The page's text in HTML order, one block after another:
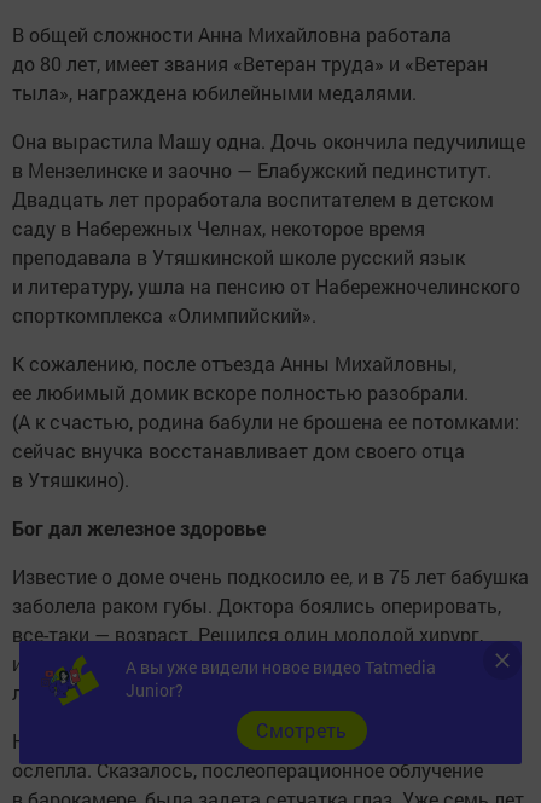
В общей сложности Анна Михайловна работала
до 80 лет, имеет звания «Ветеран труда» и «Ветеран
тыла», награждена юбилейными медалями.
Она вырастила Машу одна. Дочь окончила педучилище
в Мензелинске и заочно — Елабужский пединститут.
Двадцать лет проработала воспитателем в детском
саду в Набережных Челнах, некоторое время
преподавала в Утяшкинской школе русский язык
и литературу, ушла на пенсию от Набережночелинского
спорткомплекса «Олимпийский».
К сожалению, после отъезда Анны Михайловны,
ее любимый домик вскоре полностью разобрали.
(А к счастью, родина бабули не брошена ее потомками:
сейчас внучка восстанавливает дом своего отца
в Утяшкино).
Бог дал железное здоровье
Известие о доме очень подкосило ее, и в 75 лет бабушка
заболела раком губы. Доктора боялись оперировать,
все-таки — возраст. Решился один молодой хирург,
и не зря. После двух операций и нескольких сеансов
лучевой терапии Анна Михайловна пошла на поправку.
Но в 93 года новое испытание — бабуля полностью
ослепла. Сказалось, послеоперационное облучение
А вы уже видели новое видео Tatmedia
Junior?
Cмотреть